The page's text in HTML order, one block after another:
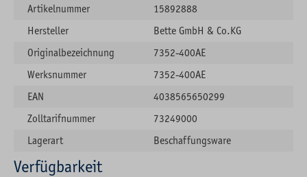
Artikelnummer
15892888
Hersteller
Bette GmbH & Co.KG
Originalbezeichnung
7352-400AE
Werksnummer
7352-400AE
EAN
4038565650299
Zolltarifnummer
73249000
Lagerart
Beschaffungsware
Verfügbarkeit